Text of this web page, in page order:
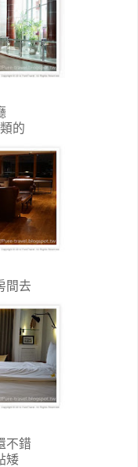
的
間去
不錯
矮